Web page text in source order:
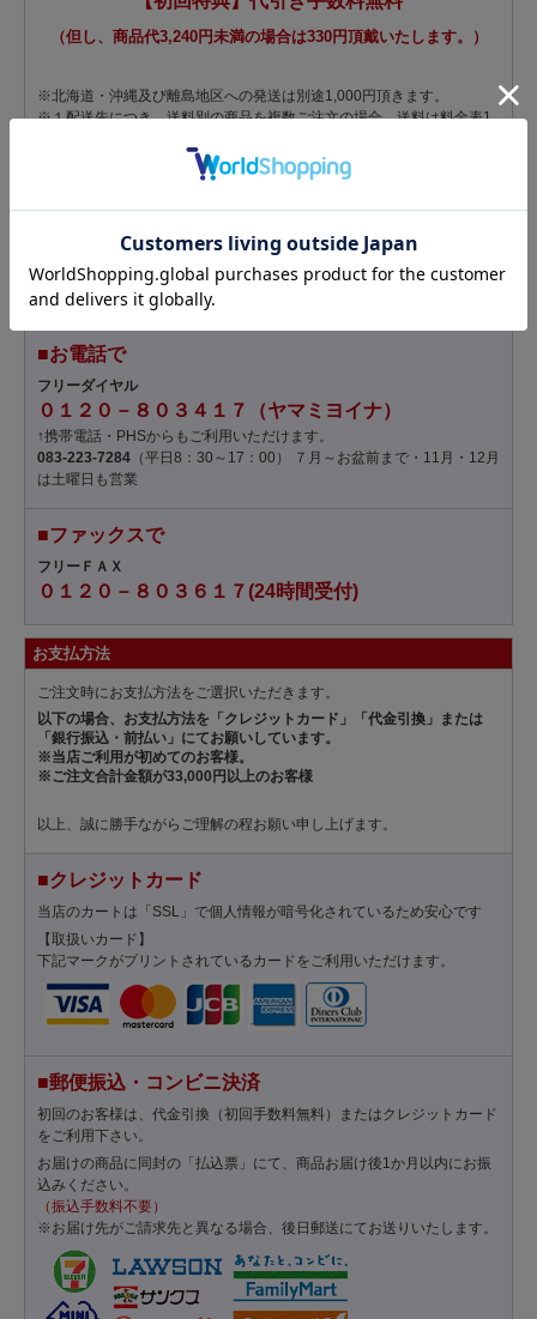
（但し、商品代3,240円未満の場合は330円頂戴いたします。）
※北海道・沖縄及び離島地区への発送は別途1,000円頂きます。
※１配送先につき、送料別の商品を複数ご注文の場合、送料は料金表1
※１配送先につき、送料無料の商品と送料別の商品をご注文の場合、送
料は無料ですが、商品によってはクール便料金（216円）を別途いただ
２４時間お受けしております。
■お電話で
フリーダイヤル
０１２０－８０３４１７（ヤマミヨイナ）
↑携帯電話・PHSからもご利用いただけます。
083-223-7284 （平日8：30～17：00） ７月～お盆前まで・11月・12月
は土曜日も営業
■ファックスで
フリーＦＡＸ
０１２０－８０３６１７(24時間受付)
お支払方法
ご注文時にお支払方法をご選択いただきます。
以下の場合、お支払方法を「クレジットカード」「代金引換」または
「銀行振込・前払い」にてお願いしています。
※当店ご利用が初めてのお客様。
※ご注文合計金額が33,000円以上のお客様
以上、誠に勝手ながらご理解の程お願い申し上げます。
■クレジットカード
当店のカートは「SSL」で個人情報が暗号化されているため安心です
【取扱いカード】
下記マークがプリントされているカードをご利用いただけます。
■郵便振込・コンビニ決済
初回のお客様は、代金引換（初回手数料無料）またはクレジットカード
をご利用下さい。
お届けの商品に同封の「払込票」にて、商品お届け後1か月以内にお振
込みください。
（振込手数料不要）
※お届け先がご請求先と異なる場合、後日郵送にてお送りいたします。